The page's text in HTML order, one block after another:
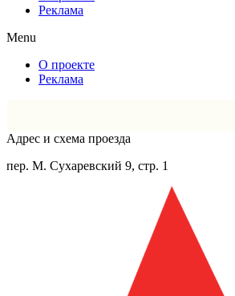
Реклама
Menu
О проекте
Реклама
Адрес и схема проезда
пер. М. Сухаревский 9, стр. 1